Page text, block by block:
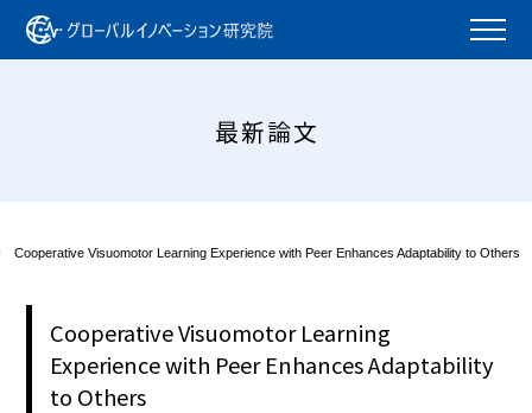
最新論文
Cooperative Visuomotor Learning Experience with Peer Enhances Adaptability to Others
Cooperative Visuomotor Learning
Experience with Peer Enhances Adaptability
to Others